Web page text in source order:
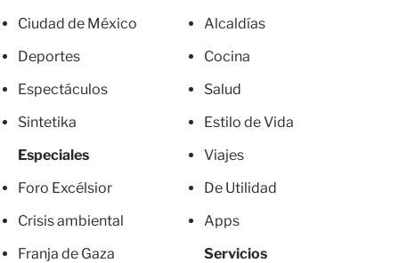
Ciudad de México
Deportes
Espectáculos
Sintetika
Especiales
Foro Excélsior
Crisis ambiental
Franja de Gaza
Alcaldías
Cocina
Salud
Estilo de Vida
Viajes
De Utilidad
Apps
Servicios